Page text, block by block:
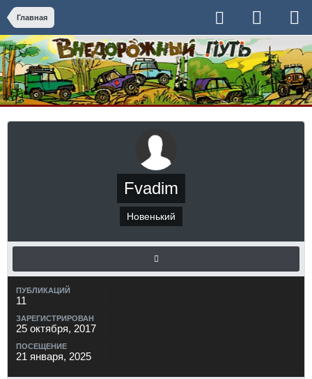
Главная
Fvadim
Новенький
ПУБЛИКАЦИЙ
11
ЗАРЕГИСТРИРОВАН
25 октября, 2017
ПОСЕЩЕНИЕ
21 января, 2025